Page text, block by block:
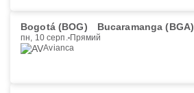
Bogotá (BOG) Bucaramanga (BGA)
пн, 10 серп. Прямий
Avianca